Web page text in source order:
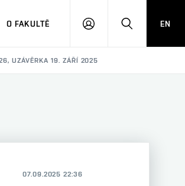
O FAKULTĚ
PŘIHLÁSITHLEDAT
EN
UZÁVĚRKA 19. ZÁŘÍ 2025
07.09.2025 22:36